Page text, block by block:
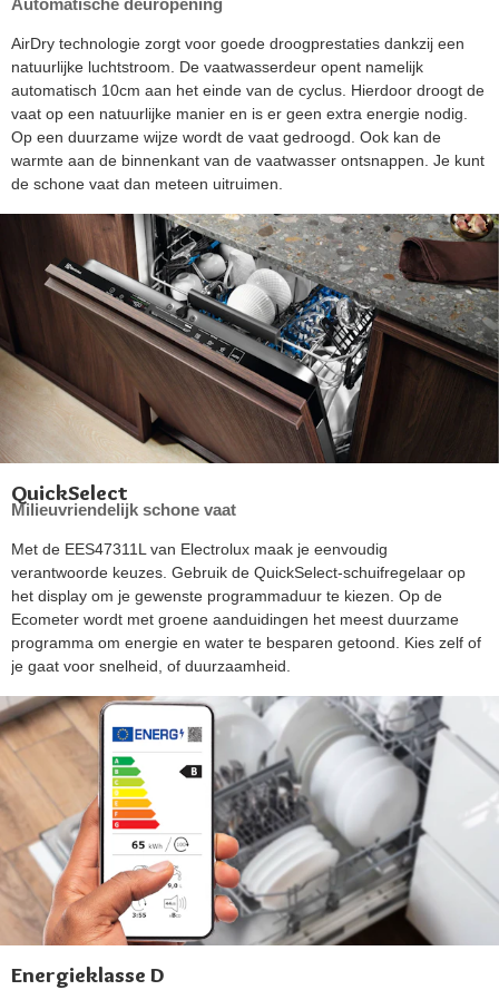
Automatische deuropening
AirDry technologie zorgt voor goede droogprestaties dankzij een
natuurlijke luchtstroom. De vaatwasserdeur opent namelijk
automatisch 10cm aan het einde van de cyclus. Hierdoor droogt de
vaat op een natuurlijke manier en is er geen extra energie nodig.
Op een duurzame wijze wordt de vaat gedroogd. Ook kan de
warmte aan de binnenkant van de vaatwasser ontsnappen. Je kunt
de schone vaat dan meteen uitruimen.
QuickSelect
Milieuvriendelijk schone vaat
Met de EES47311L van Electrolux maak je eenvoudig
verantwoorde keuzes. Gebruik de QuickSelect-schuifregelaar op
het display om je gewenste programmaduur te kiezen. Op de
Ecometer wordt met groene aanduidingen het meest duurzame
programma om energie en water te besparen getoond. Kies zelf of
je gaat voor snelheid, of duurzaamheid.
Energieklasse D